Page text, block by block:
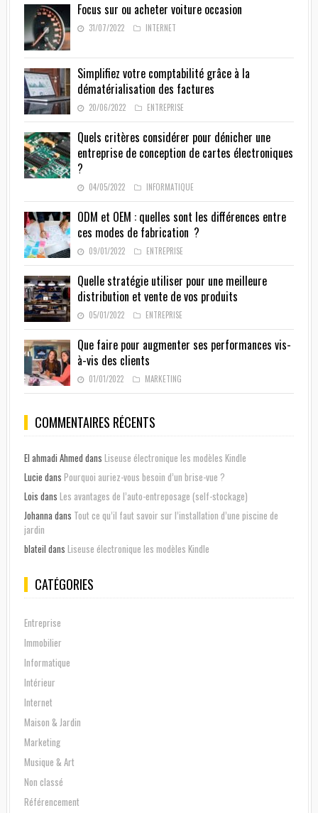
Focus sur ou acheter voiture occasion
31/07/2022 INTERNET
Simplifiez votre comptabilité grâce à la
dématérialisation des factures
20/06/2022 ENTREPRISE
Quels critères considérer pour dénicher une
entreprise de conception de cartes électroniques
?
04/05/2022 INFORMATIQUE
ODM et OEM : quelles sont les différences entre
ces modes de fabrication ?
09/01/2022 ENTREPRISE
Quelle stratégie utiliser pour une meilleure
distribution et vente de vos produits
05/01/2022 ENTREPRISE
Que faire pour augmenter ses performances vis-
à-vis des clients
01/01/2022 MARKETING
COMMENTAIRES RÉCENTS
El ahmadi Ahmed dans Liseuse électronique les modèles Kindle
Lucie dans Pourquoi auriez-vous besoin d’un brise-vue ?
Lois dans Les avantages de l’auto-entreposage (self-stockage)
Johanna dans Tout ce qu’il faut savoir sur l’installation d’une piscine de
jardin
blateil dans Liseuse électronique les modèles Kindle
CATÉGORIES
Entreprise
Immobilier
Informatique
Intérieur
Internet
Maison & Jardin
Marketing
Musique & Art
Non classé
Référencement